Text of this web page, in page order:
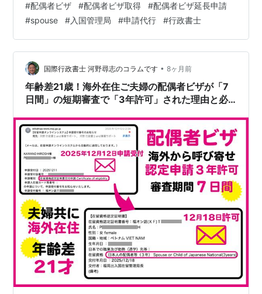
と●住まいも確保できていることをなどを書類でしっか
り証明した結果、短期間の審査で、3年が、許可されまし
た。 この実績から、年齢差が大きく、自分や親族で申請
することが難しい場合でも、長期間の許可をもらえる可
能性がある、ということが分かります！ 配偶者ビザで年
齢差が大きい、自分や親…
#配偶者ビザ #配偶者ビザ取得 #配偶者ビザ延長申請
#spouse #入国管理局 #申請代行 #行政書士
国際行政書士 河野尋志のコラムです • 8ヶ月前
年齢差21歳！海外在住ご夫婦の配偶者ビザが「7
日間」の短期審査で「3年許可」された理由と必